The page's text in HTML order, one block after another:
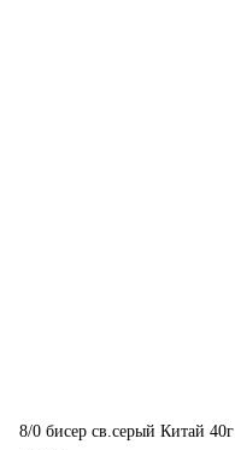
8/0 бисер св.серый Китай 40г